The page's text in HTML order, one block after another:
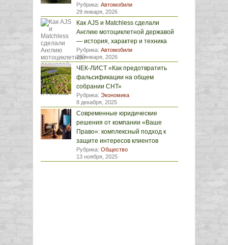
Рубрика: Автомобили
29 января, 2026
Как AJS и Matchless сделали
Англию мотоциклетной державой
— история, характер и техника
Рубрика: Автомобили
29 января, 2026
ЧЕК-ЛИСТ «Как предотвратить
фальсификации на общем
собрании СНТ»
Рубрика: Экономика
8 декабря, 2025
Современные юридические
решения от компании «Ваше
Право»: комплексный подход к
защите интересов клиентов
Рубрика: Общество
13 ноября, 2025